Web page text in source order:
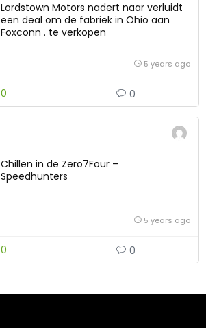
Lordstown Motors nadert naar verluidt
een deal om de fabriek in Ohio aan
Foxconn . te verkopen
5 years ago
0 0
Chillen in de Zero7Four –
Speedhunters
5 years ago
0 0